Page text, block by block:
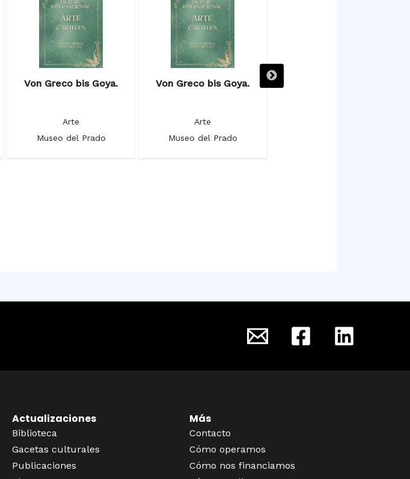
Von Greco bis Goya.
Arte
Museo del Prado
Von Greco bis Goya.
Arte
Museo del Prado
Vistas monumentales de
Actualizaciones
Biblioteca
Gacetas culturales
Publicaciones
Más
Contacto
Cómo operamos
Cómo nos financiamos